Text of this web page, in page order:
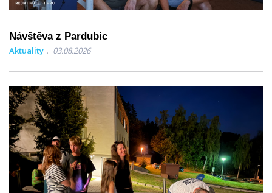
Návštěva z Pardubic
Aktuality 03.08.2026